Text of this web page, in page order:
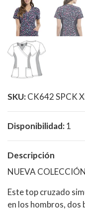
SKU:CK642 SPCK
Disponibilidad:1
Descripción
NUEVA
Este top cruzado
en los hombros,